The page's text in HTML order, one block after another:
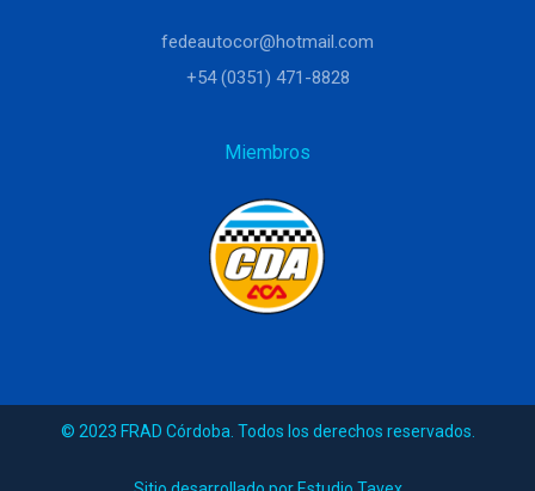
fedeautocor@hotmail.com
+54 (0351) 471-8828
Miembros
© 2023 FRAD Córdoba. Todos los derechos reservados.